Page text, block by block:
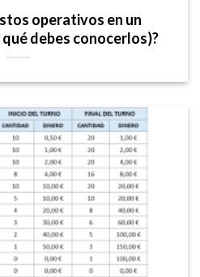
operativos en un
debes conocerlos)?